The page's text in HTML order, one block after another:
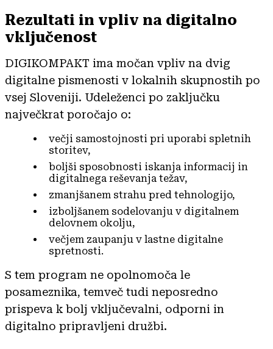
Rezultati in vpliv na digitalno
vključenost
DIGIKOMPAKT ima močan vpliv na dvig
digitalne pismenosti v lokalnih skupnostih po
vsej Sloveniji. Udeleženci po zaključku
največkrat poročajo o:
večji samostojnosti pri uporabi spletnih
storitev,
boljši sposobnosti iskanja informacij in
digitalnega reševanja težav,
zmanjšanem strahu pred tehnologijo,
izboljšanem sodelovanju v digitalnem
delovnem okolju,
večjem zaupanju v lastne digitalne
spretnosti.
S tem program ne opolnomoča le
posameznika, temveč tudi neposredno
prispeva k bolj vključevalni, odporni in
digitalno pripravljeni družbi.